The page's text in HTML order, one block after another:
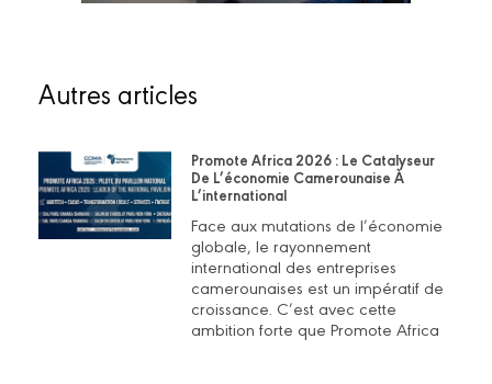
Autres articles
Promote Africa 2026 : Le Catalyseur
De L’économie Camerounaise À
L’international
Face aux mutations de l’économie
globale, le rayonnement
international des entreprises
camerounaises est un impératif de
croissance. C’est avec cette
ambition forte que Promote Africa